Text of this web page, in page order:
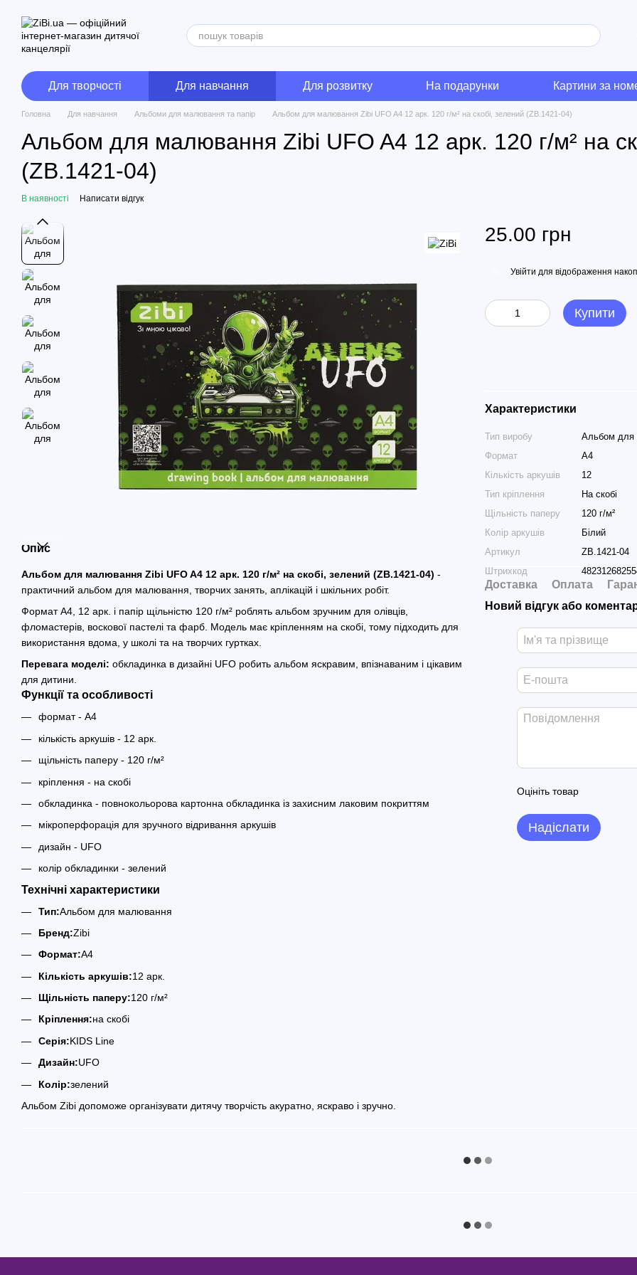
Для творчості Для навчання Для розвитку На подарунки Картини за
Головна Для навчання Альбоми для малювання та папір Альбом для малювання Zibi UFO A4 12 арк. 120 г/м² на скобі, зелений (ZB.1421-04)
Альбом для малювання Zibi UFO A4 12 арк. 120 г/м² на
(ZB.1421-04)
В наявності Написати відгук
Опис
Альбом для малювання Zibi UFO A4 12 арк. 120 г/м² на скобі, зелений (ZB.1421-04) -
практичний альбом для малювання, творчих занять, аплікацій і шкільних робіт.
Формат A4, 12 арк. і папір щільністю 120 г/м² роблять альбом зручним для олівців,
фломастерів, воскової пастелі та фарб. Модель має кріпленням на скобі, тому підходить для
використання вдома, у школі та на творчих гуртках.
Перевага моделі: обкладинка в дизайні UFO робить альбом яскравим, впізнаваним і цікавим
для дитини.
Функції та особливості
формат - A4
кількість аркушів - 12 арк.
щільність паперу - 120 г/м²
кріплення - на скобі
обкладинка - повнокольорова картонна обкладинка із захисним лаковим покриттям
мікроперфорація для зручного відривання аркушів
дизайн - UFO
колір обкладинки - зелений
Технічні характеристики
Тип:Альбом для малювання
Бренд:Zibi
Формат:A4
Кількість аркушів:12 арк.
Щільність паперу:120 г/м²
Кріплення:на скобі
Серія:KIDS Line
Дизайн:UFO
Колір:зелений
Альбом Zibi допоможе організувати дитячу творчість акуратно, яскраво і зручно.
25.00 грн
Увійти для відображення
Купити
Характеристики
Тип виробу
Альбом для
Формат
А4
Кількість аркушів
12
Тип кріплення
На скобі
Щільність паперу
120 г/м²
Колір аркушів
Білий
Артикул
ZB.1421-04
Штрихкод
Доставка Оплата
Новий відгук або
Оцініть товар
Надіслати